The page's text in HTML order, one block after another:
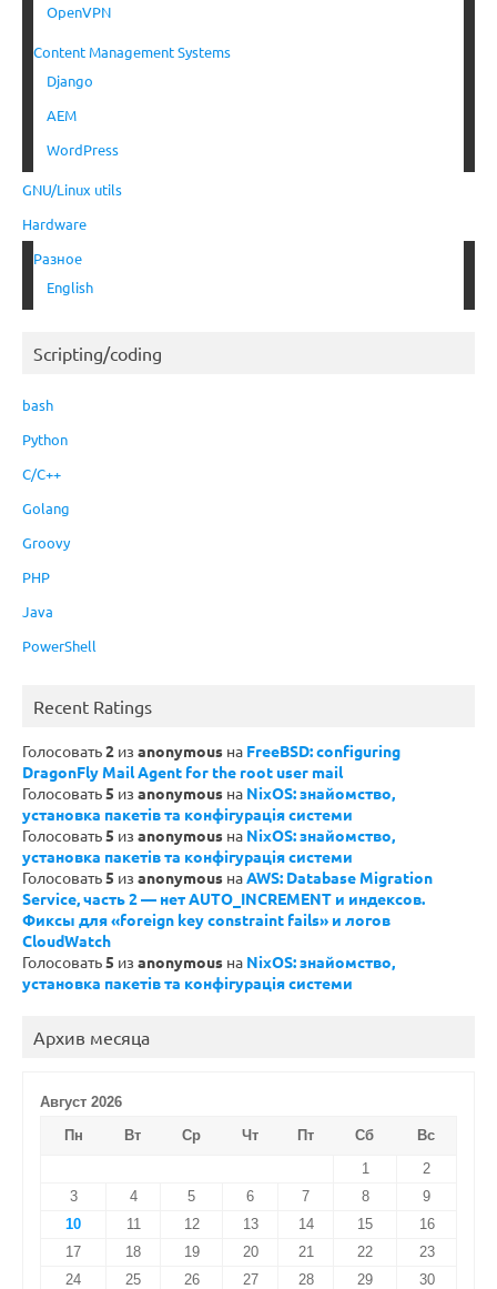
OpenVPN
Content Management Systems
Django
AEM
WordPress
GNU/Linux utils
Hardware
Разное
English
Scripting/coding
bash
Python
C/C++
Golang
Groovy
PHP
Java
PowerShell
Recent Ratings
Голосовать2 из anonymous на FreeBSD: configuring
DragonFly Mail Agent for the root user mail
Голосовать5 из anonymous на NixOS: знайомство,
установка пакетів та конфігурація системи
Голосовать5 из anonymous на NixOS: знайомство,
установка пакетів та конфігурація системи
Голосовать5 из anonymous наAWS: Database Migration
Service, часть 2 — нет AUTO_INCREMENT и индексов.
Фиксы для «foreign key constraint fails» и логов
CloudWatch
Голосовать5 из anonymous на NixOS: знайомство,
установка пакетів та конфігурація системи
Архив месяца
Август 2026
Пн
Вт Ср Чт Пт Сб
Вс
1
2
3
4 5 6 7 8
9
10
11 12 13 14 15
16
17
18 19 20 21 22
23
24
25 26 27 28 29 30